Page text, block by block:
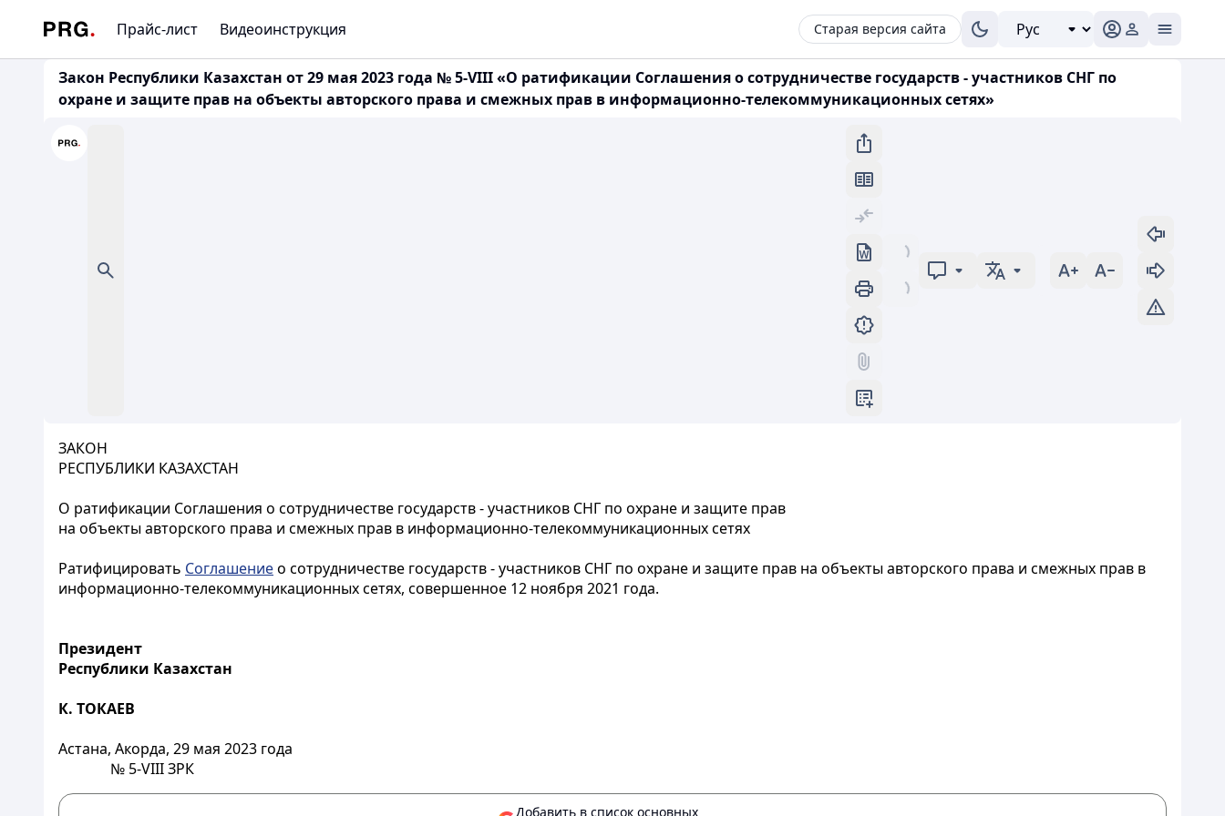
Прайс-лист Видеоинструкция Старая версия сайта
Закон Республики Казахстан от 29 мая 2023 года № 5-VIII «О ратификации Соглашения о сотрудничестве государств - участников СНГ по
охране и защите прав на объекты авторского права и смежных прав в информационно-телекоммуникационных сетях»
ЗАКОН
РЕСПУБЛИКИ КАЗАХСТАН
О ратификации Соглашения о сотрудничестве государств - участников СНГ по охране и защите прав
на объекты авторского права и смежных прав в информационно-телекоммуникационных сетях
Ратифицировать Соглашениео сотрудничестве государств - участников СНГ по охране и защите прав на объекты авторского права и смежных прав в
информационно-телекоммуникационных сетях, совершенное 12 ноября 2021 года.
Президент
Республики Казахстан
К. ТОКАЕВ
Астана, Акорда, 29 мая 2023 года
№ 5-VIII ЗРК
Добавить в список основных